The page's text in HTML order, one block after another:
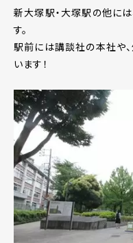
新大塚駅・大塚駅の他に
す。
駅前には講談社の本社や
います！